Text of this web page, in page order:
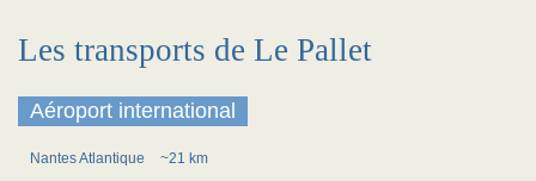
Les transports de Le Pallet
Aéroport international
Nantes Atlantique ~21 km